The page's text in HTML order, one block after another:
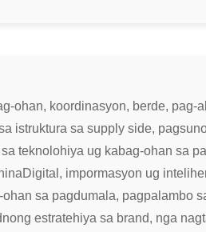
ohan, koordinasyon, berde,
istruktura sa supply side,
teknolohiya ug kabag-ohan sa
Digital, impormasyon ug
sa pagdumala, pagpalambo
estratehiya sa brand, nga